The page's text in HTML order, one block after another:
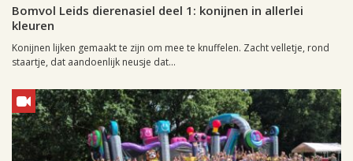
Bomvol Leids dierenasiel deel 1: konijnen in allerlei
kleuren
Konijnen lijken gemaakt te zijn om mee te knuffelen. Zacht velletje, rond
staartje, dat aandoenlijk neusje dat...